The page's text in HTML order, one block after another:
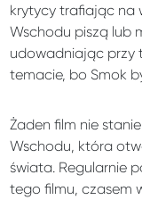
krytycy trafiając na
Wschodu piszą lub
udowadniając przy
temacie, bo Smok
Żaden film nie
Wschodu, która
świata. Regularnie
tego filmu, czasem